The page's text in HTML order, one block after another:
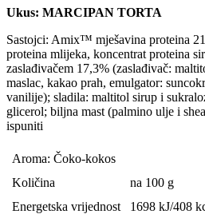
Ukus: MARCIPAN TORTA
Sastojci: Amix™ mješavina proteina
proteina mlijeka, koncentrat proteina
zaslađivačem 17,3% (zaslađivač:
maslac, kakao prah, emulgator:
vanilije); sladila: maltitol sirup i
glicerol; biljna mast (palmino ulje i
ispuniti
Aroma: Čoko-kokos
Količina
na 100 g
Energetska vrijednost
1698 kJ/408